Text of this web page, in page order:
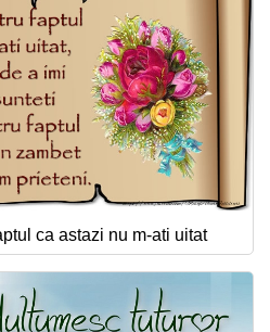
ca astazi nu m-ati uitat